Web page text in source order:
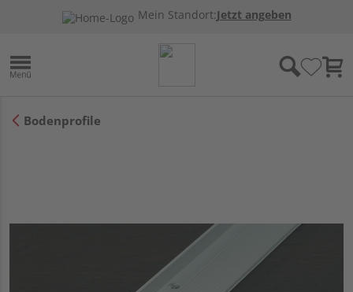
Mein Standort:Jetzt angeben
Bodenprofile